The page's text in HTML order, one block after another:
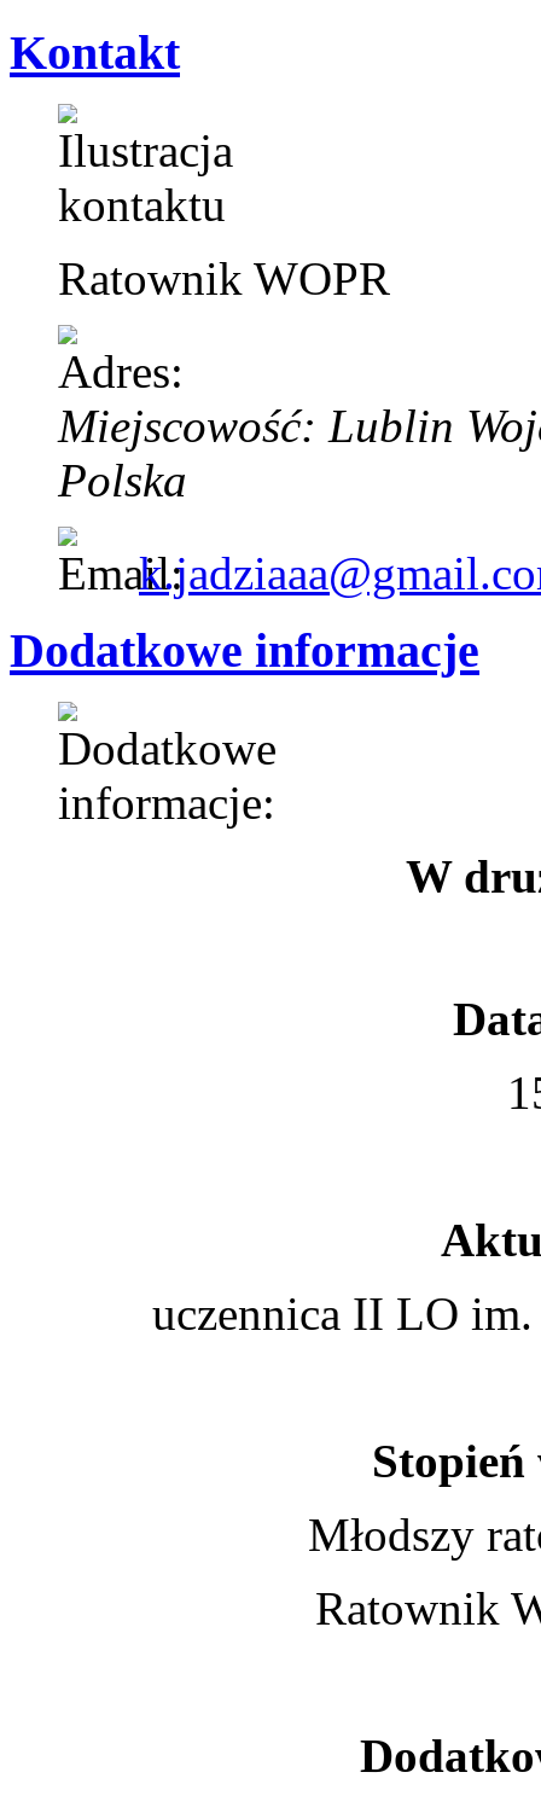
Kontakt
Ratownik WOPR
Miejscowość: Lublin
Polska
Dodatkowe informacje
W
uczennica II LO im.
Młodszy
Ratownik